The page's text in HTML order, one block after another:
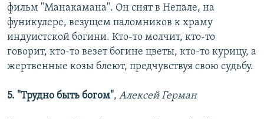
фильм "Манакамана". Он снят в Непале, на
фуникулере, везущем паломников к храму
индуистской богини. Кто-то молчит, кто-то
говорит, кто-то везет богине цветы, кто-то курицу, а
жертвенные козы блеют, предчувствуя свою судьбу.
5. "Трудно быть богом", Алексей Герман